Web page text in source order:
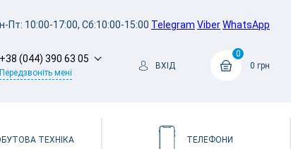
Пт: 10:00-17:00, Сб:10:00-15:00 Telegram ViberWhatsApp
+38 (044) 390 63 05
Передзвоніть мені
ВХІД
0
0 грн
ТЕХНІКА ТЕЛЕФОНИ